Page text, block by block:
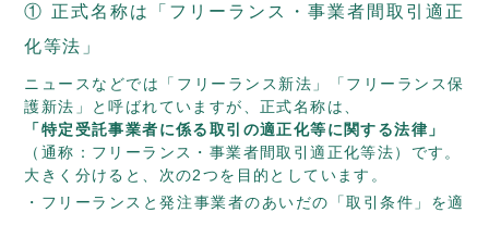
① 正式名称は「フリーランス・事業者間取引適正
化等法」
ニュースなどでは「フリーランス新法」「フリーランス保
護新法」と呼ばれていますが、正式名称は、
「特定受託事業者に係る取引の適正化等に関する法律」
（通称：フリーランス・事業者間取引適正化等法）です。
大きく分けると、次の2つを目的としています。
フリーランスと発注事業者のあいだの「取引条件」を適